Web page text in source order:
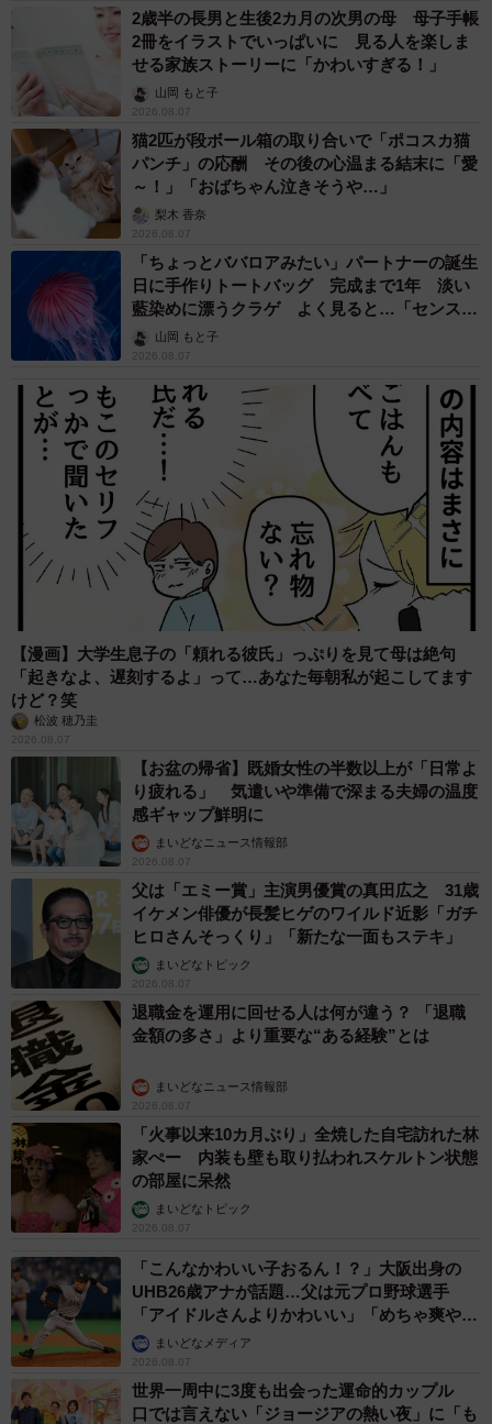
2歳半の長男と生後2カ月の次男の母 母子手帳
2冊をイラストでいっぱいに 見る人を楽しま
せる家族ストーリーに「かわいすぎる！」
山岡 もと子
2026.08.07
猫2匹が段ボール箱の取り合いで「ポコスカ猫
パンチ」の応酬 その後の心温まる結末に「愛
～！」「おばちゃん泣きそうや…」
梨木 香奈
2026.08.07
「ちょっとババロアみたい」パートナーの誕生
日に手作りトートバッグ 完成まで1年 淡い
藍染めに漂うクラゲ よく見ると…「センスす
ごい」山岡 もと子
2026.08.07
【漫画】大学生息子の「頼れる彼氏」っぷりを見て母は絶句
「起きなよ、遅刻するよ」って…あなた毎朝私が起こしてます
けど？笑
松波 穂乃圭
2026.08.07
【お盆の帰省】既婚女性の半数以上が「日常よ
り疲れる」 気遣いや準備で深まる夫婦の温度
感ギャップ鮮明に
まいどなニュース情報部
2026.08.07
父は「エミー賞」主演男優賞の真田広之 31歳
イケメン俳優が長髪ヒゲのワイルド近影「ガチ
ヒロさんそっくり」「新たな一面もステキ」
まいどなトピック
2026.08.07
退職金を運用に回せる人は何が違う？ 「退職
金額の多さ」より重要な“ある経験”とは
まいどなニュース情報部
2026.08.07
「火事以来10カ月ぶり」全焼した自宅訪れた林
家ぺー 内装も壁も取り払われスケルトン状態
の部屋に呆然
まいどなトピック
2026.08.07
「こんなかわいい子おるん！？」大阪出身の
UHB26歳アナが話題…父は元プロ野球選手
「アイドルさんよりかわいい」「めちゃ爽や
か」まいどなメディア
2026.08.07
世界一周中に3度も出会った運命的カップル
口では言えない「ジョージアの熱い夜」に「も